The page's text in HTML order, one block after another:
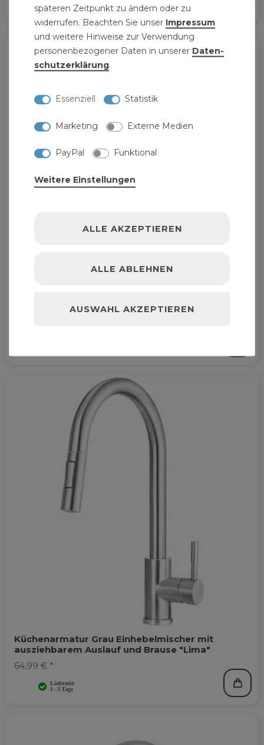
niedrigem ausziehbarem Auslauf "Narcyz"
Küchenarmatur Grau Einhebelmischer mit
ausziehbarem Auslauf und Brause "Lima"
64,99 € *
späteren Zeitpunkt zu ändern oder zu
widerrufen. Beachten Sie unser Impressum
und weitere Hinweise zur Verwendung
personenbezogener Daten in unserer Daten­
schutz­erklärung.
Essenziell Statistik
Marketing Externe Medien
PayPal Funktional
Weitere Einstellungen
ALLE AKZEPTIEREN
ALLE ABLEHNEN
AUSWAHL AKZEPTIEREN